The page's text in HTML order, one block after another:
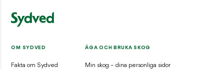
OM SYDVED
Fakta om Sydved
ÄGA OCH BRUKA SKOG
Min skog – dina personliga sidor